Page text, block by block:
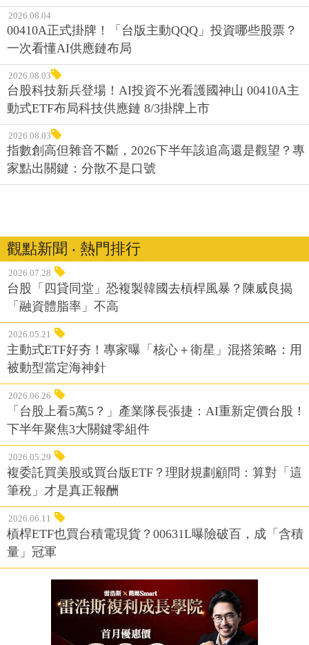
2026.08.04
00410A正式掛牌！「台版主動QQQ」投資哪些股票？
一次看懂AI供應鏈布局
2026.08.03
台股科技新兵登場！AI投資不光看護國神山 00410A主
動式ETF布局科技供應鏈 8/3掛牌上市
2026.08.03
指數創高但雜音不斷，2026下半年該追高還是觀望？專
家點出關鍵：分散不是口號
觀點新聞 ‧ 熱門排行
2026.07.28
台股「四貸同堂」恐複製韓國去槓桿風暴？陳威良揭
「融資體脂率」不高
2026.05.21
主動式ETF好夯！專家曝「核心＋衛星」混搭策略：用
被動型當定海神針
2026.06.26
「台股上看5萬5？」產業隊長張捷：AI重新定價台股！
下半年聚焦3大關鍵零組件
2026.05.29
複委託買美股或買台版ETF？理財規劃顧問：算對「這
筆稅」才是真正報酬
2026.06.11
槓桿ETF也買台積電現貨？00631L曝險破百，成「含積
量」冠軍